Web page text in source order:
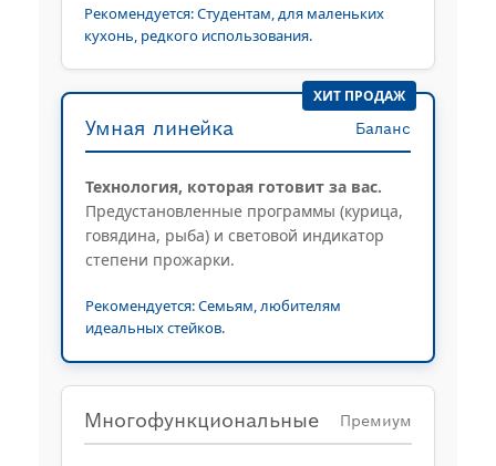
Рекомендуется: Студентам, для маленьких
кухонь, редкого использования.
ХИТ ПРОДАЖ
Умная линейка Баланс
Технология, которая готовит за вас.
Предустановленные программы (курица,
говядина, рыба) и световой индикатор
степени прожарки.
Рекомендуется: Семьям, любителям
идеальных стейков.
Многофункциональные Премиум